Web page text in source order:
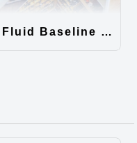
Fluid Baseline Grid主题汉化包